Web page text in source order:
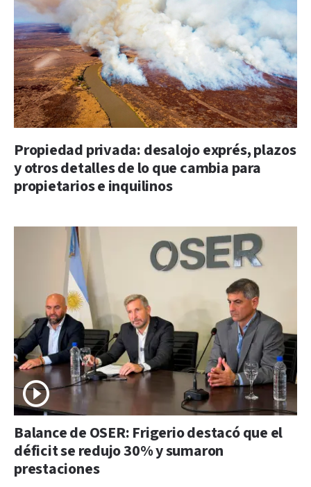
Propiedad privada: desalojo exprés, plazos
y otros detalles de lo que cambia para
propietarios e inquilinos
Balance de OSER: Frigerio destacó que el
déficit se redujo 30% y sumaron
prestaciones